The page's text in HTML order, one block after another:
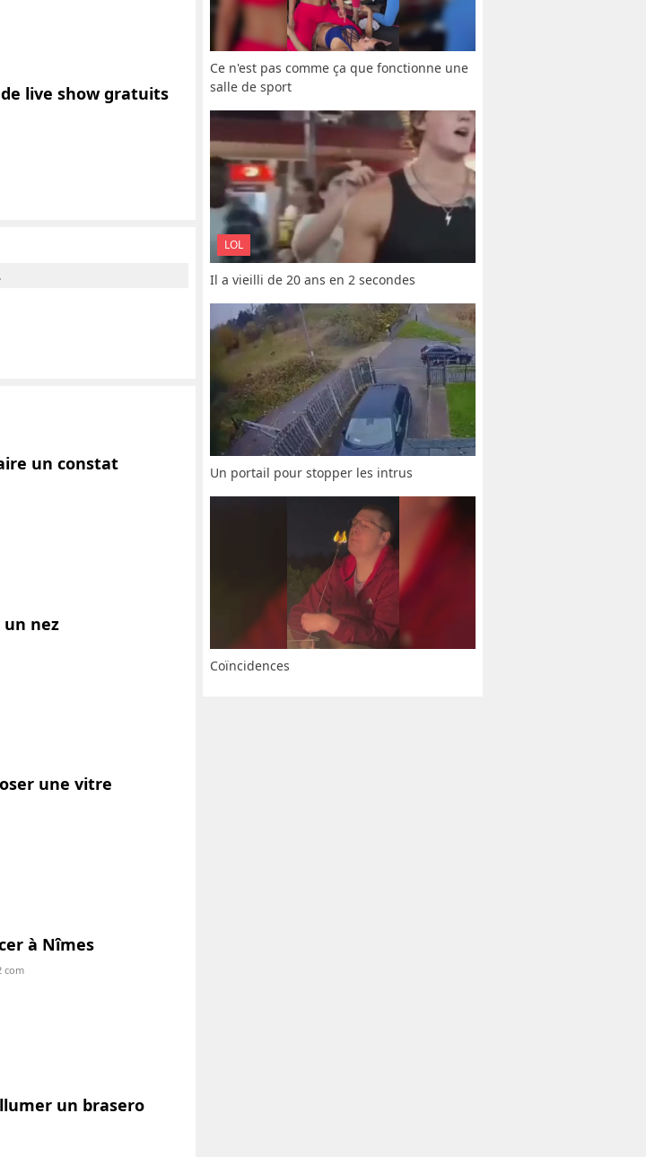
live show gratuits
un constat
un nez
une vitre
à Nîmes
com
un brasero
Ce n'est pas comme ça que fonctionne une
salle de sport
LOL
Il a vieilli de 20 ans en 2 secondes
Un portail pour stopper les intrus
Coïncidences